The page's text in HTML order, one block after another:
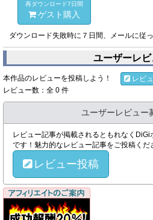
再ダウンロード7日間
ゲスト購入
ダウンロード失敗時に７日間、メールに従
ユーザーレ
本作品のレビューを投稿しよう！
レビ
レビュー数：全 0 件
ユーザーレビュー
レビュー記事が掲載されるともれなく
です！魅力的なレビュー記事をご投稿くだ
レビュー投稿